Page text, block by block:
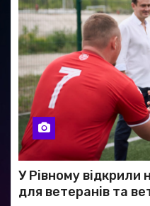
У Рівному відкрили
для ветеранів та